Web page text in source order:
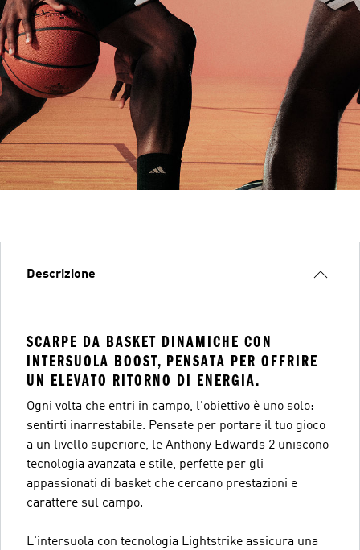
Descrizione
SCARPE DA BASKET DINAMICHE CON
INTERSUOLA BOOST, PENSATA PER OFFRIRE
UN ELEVATO RITORNO DI ENERGIA.
Ogni volta che entri in campo, l'obiettivo è uno solo:
sentirti inarrestabile. Pensate per portare il tuo gioco
a un livello superiore, le Anthony Edwards 2 uniscono
tecnologia avanzata e stile, perfette per gli
appassionati di basket che cercano prestazioni e
carattere sul campo.
L'intersuola con tecnologia Lightstrike assicura una